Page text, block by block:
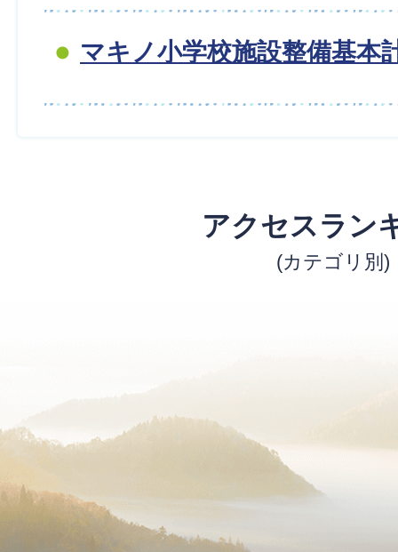
マキノ小学校施設整備基本
アクセスラン
(カテゴリ別)